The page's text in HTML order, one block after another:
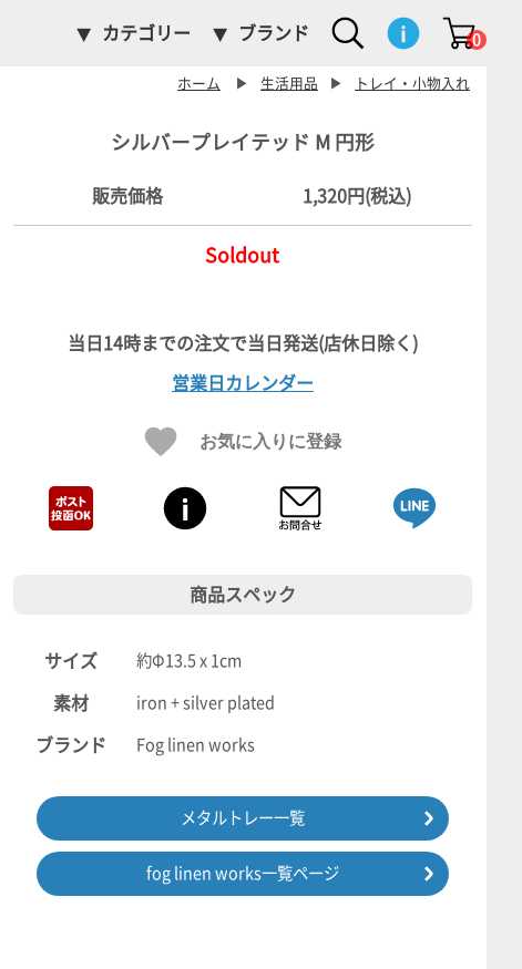
カテゴリー ブランド 0
ホーム ▶ 生活用品 ▶ トレイ・小物入れ
シルバープレイテッド M 円形
販売価格 1,320円(税込)
Soldout
営業日カレンダー
お気に入りに登録
商品スペック
サイズ 約Φ13.5 x 1cm
素材 iron + silver plated
ブランド Fog linen works
メタルトレー一覧
fog linen works一覧ページ